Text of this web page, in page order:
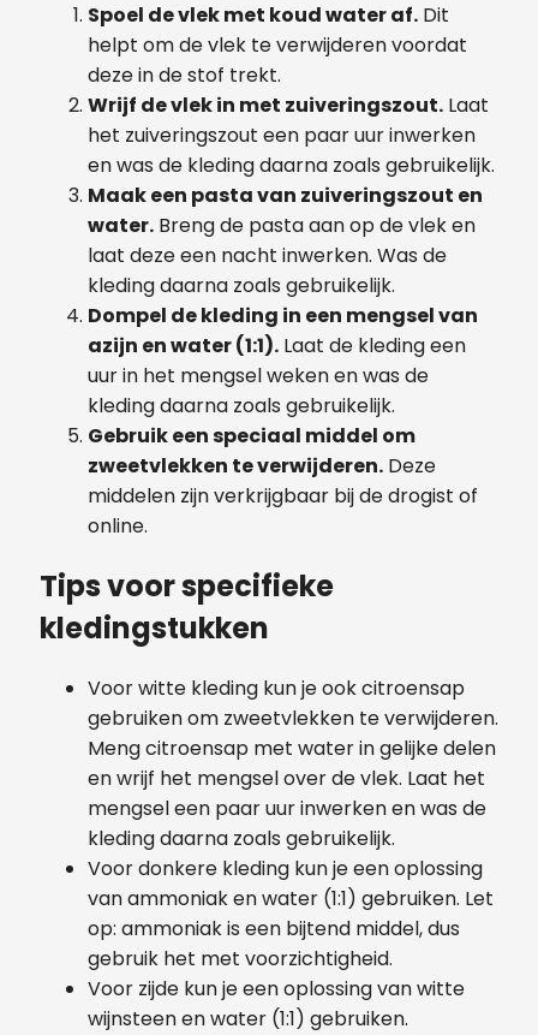
Spoel de vlek met koud water af. Dit
helpt om de vlek te verwijderen voordat
deze in de stof trekt.
Wrijf de vlek in met zuiveringszout. Laat
het zuiveringszout een paar uur inwerken
en was de kleding daarna zoals gebruikelijk.
Maak een pasta van zuiveringszout en
water. Breng de pasta aan op de vlek en
laat deze een nacht inwerken. Was de
kleding daarna zoals gebruikelijk.
Dompel de kleding in een mengsel van
azijn en water (1:1). Laat de kleding een
uur in het mengsel weken en was de
kleding daarna zoals gebruikelijk.
Gebruik een speciaal middel om
zweetvlekken te verwijderen. Deze
middelen zijn verkrijgbaar bij de drogist of
online.
Tips voor specifieke
kledingstukken
Voor witte kleding kun je ook citroensap
gebruiken om zweetvlekken te verwijderen.
Meng citroensap met water in gelijke delen
en wrijf het mengsel over de vlek. Laat het
mengsel een paar uur inwerken en was de
kleding daarna zoals gebruikelijk.
Voor donkere kleding kun je een oplossing
van ammoniak en water (1:1) gebruiken. Let
op: ammoniak is een bijtend middel, dus
gebruik het met voorzichtigheid.
Voor zijde kun je een oplossing van witte
wijnsteen en water (1:1) gebruiken.